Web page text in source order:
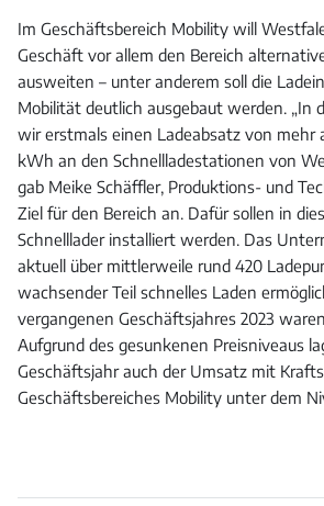
Im Geschäftsbereich Mobility will
Geschäft vor allem den Bereich
ausweiten – unter anderem soll die
Mobilität deutlich ausgebaut werden. „In
wir erstmals einen Ladeabsatz von mehr
kWh an den Schnellladestationen von
gab Meike Schäffler, Produktions- und
Ziel für den Bereich an. Dafür sollen in
Schnelllader installiert werden. Das
aktuell über mittlerweile rund 420
wachsender Teil schnelles Laden
vergangenen Geschäftsjahres 2023
Aufgrund des gesunkenen Preisniveaus
Geschäftsjahr auch der Umsatz mit
Geschäftsbereiches Mobility unter dem